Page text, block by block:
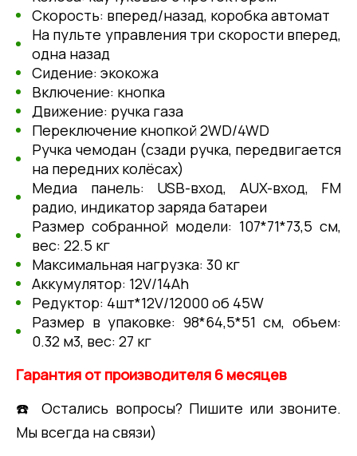
Скорость: вперед/назад, коробка автомат
На пульте управления три скорости вперед,
одна назад
Сидение: экокожа
Включение: кнопка
Движение: ручка газа
Переключение кнопкой 2WD/4WD
Ручка чемодан (сзади ручка, передвигается
на передних колёсах)
Медиа панель: USB-вход, AUX-вход, FM
радио, индикатор заряда батареи
Размер собранной модели: 107*71*73,5 см,
вес: 22.5 кг
Максимальная нагрузка: 30 кг
Аккумулятор: 12V/14Ah
Редуктор: 4шт*12V/12000 об 45W
Размер в упаковке: 98*64,5*51 см, объем:
0.32 м3, вес: 27 кг
Гарантия от производителя 6 месяцев
☎️ Остались вопросы? Пишите или звоните.
Мы всегда на связи)